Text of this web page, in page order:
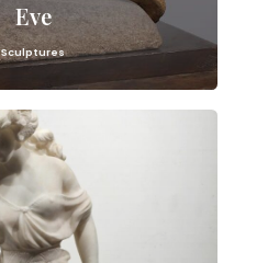
Eve
Sculptures